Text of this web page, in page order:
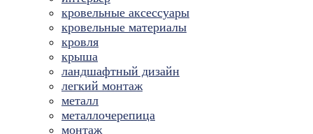
кровельные аксессуары
кровельные материалы
кровля
крыша
ландшафтный дизайн
легкий монтаж
металл
металлочерепица
монтаж